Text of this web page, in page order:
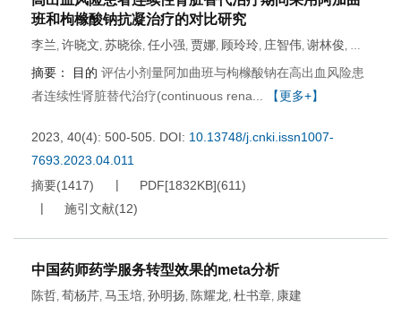
班和枸橼酸钠抗凝治疗的对比研究
李兰, 许晓文, 苏晓徐, 任小强, 贾娜, 顾玲玲, 庄智伟, 谢林俊,
莲
摘要： 目的 评估小剂量阿加曲班与枸橼酸钠在高出血风险患
者连续性肾脏替代治疗(continuous rena...
【更多+】
2023, 40(4): 500-505. DOI: 10.13748/j.cnki.issn1007-
7693.2023.04.011
摘要(1417) PDF[1832KB](611)
施引文献(12)
中国药师药学服务转型效果的meta分析
陈哲, 荀杨芹, 马玉培, 孙明扬, 陈耀龙, 杜书章, 康建